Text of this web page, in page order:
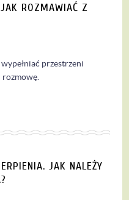
ROZMAWIAĆ Z
przestrzeni
JAK NALEŻY